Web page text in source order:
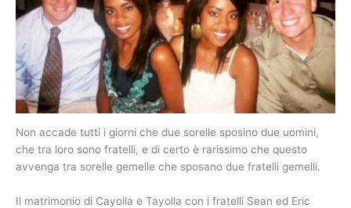
Non accade tutti i giorni che due sorelle sposino due uomini,
che tra loro sono fratelli, e di certo è rarissimo che questo
avvenga tra sorelle gemelle che sposano due fratelli gemelli.
Il matrimonio di Cayolla e Tayolla con i fratelli Sean ed Eric